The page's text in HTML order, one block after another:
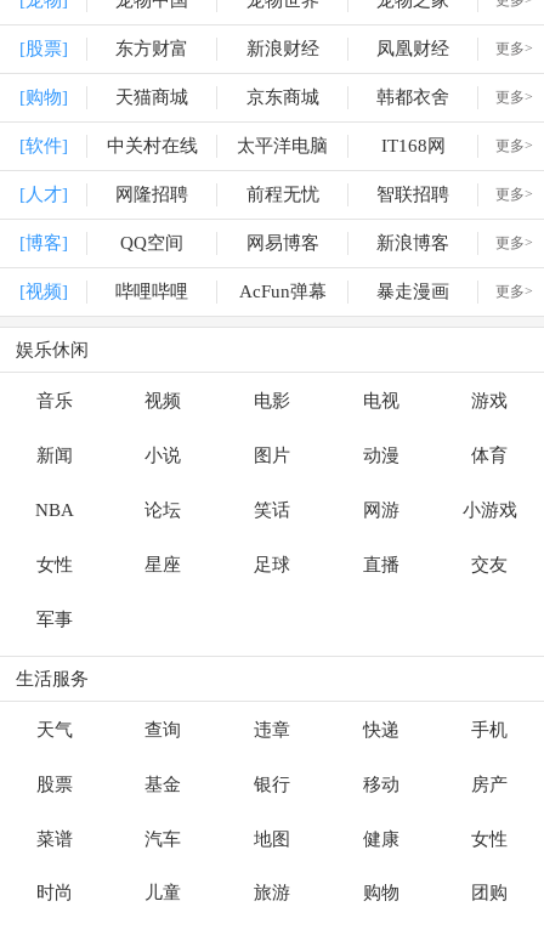
[股票] 东方财富 新浪财经 凤凰财经 更多>
[购物] 天猫商城 京东商城 韩都衣舍 更多>
[软件] 中关村在线 太平洋电脑 IT168网 更多>
[人才] 网隆招聘 前程无忧 智联招聘 更多>
[博客] QQ空间 网易博客 新浪博客 更多>
[视频] 哔哩哔哩 AcFun弹幕 暴走漫画 更多>
娱乐休闲
音乐 视频 电影 电视 游戏
新闻 小说 图片 动漫 体育
NBA 论坛 笑话 网游 小游戏
女性 星座 足球 直播 交友
军事
生活服务
天气 查询 违章 快递 手机
股票 基金 银行 移动 房产
菜谱 汽车 地图 健康 女性
时尚 儿童 旅游 购物 团购